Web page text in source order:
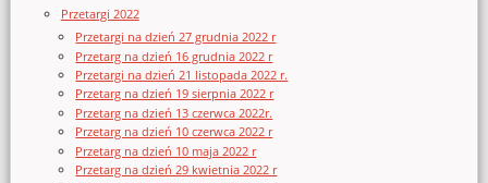
Przetargi 2022
Przetargi na dzień 27 grudnia 2022 r
Przetarg na dzień 16 grudnia 2022 r
Przetargi na dzień 21 listopada 2022 r.
Przetarg na dzień 19 sierpnia 2022 r
Przetarg na dzień 13 czerwca 2022r.
Przetarg na dzień 10 czerwca 2022 r
Przetarg na dzień 10 maja 2022 r
Przetarg na dzień 29 kwietnia 2022 r